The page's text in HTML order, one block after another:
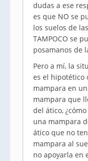
dudas a ese
es que NO se
los suelos de
TAMPOCO se
posamanos de
Pero a mí, la
es el hipotético
mampara en
mampara que
del ático,
una mampara
ático que no
mampara al
no apoyarla en